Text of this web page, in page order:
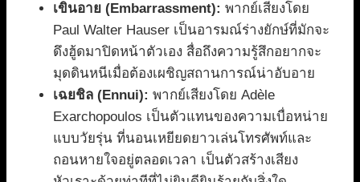
เขินอาย (Embarrassment): พากย์เสียงโดย
Paul Walter Hauser เป็นอารมณ์ร่างยักษ์ที่มักจะ
ดึงฮู้ดมาปิดหน้าตัวเอง สื่อถึงความรู้สึกอยากจะ
มุดดินหนีเมื่อต้องเผชิญสถานการณ์น่าอับอาย
เฉยชิล (Ennui): พากย์เสียงโดย Adèle
Exarchopoulos เป็นตัวแทนของความเบื่อหน่าย
แบบวัยรุ่น ที่นอนเหยียดยาวเล่นโทรศัพท์และ
ถอนหายใจอยู่ตลอดเวลา เป็นตัวสร้างเสียง